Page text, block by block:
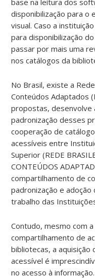
disponibilização para o
visual. Caso a
para disponibilização
passar por mais uma
nos catálogos da
No Brasil, existe a
Conteúdos Adaptados
propostas, desenvolve
padronização desses
cooperação de
acessíveis entre
Superior (REDE
CONTEÚDOS
compartilhamento de
padronização e
trabalho das
Contudo, mesmo com
compartilhamento de
bibliotecas, a
acessível é
no acesso à